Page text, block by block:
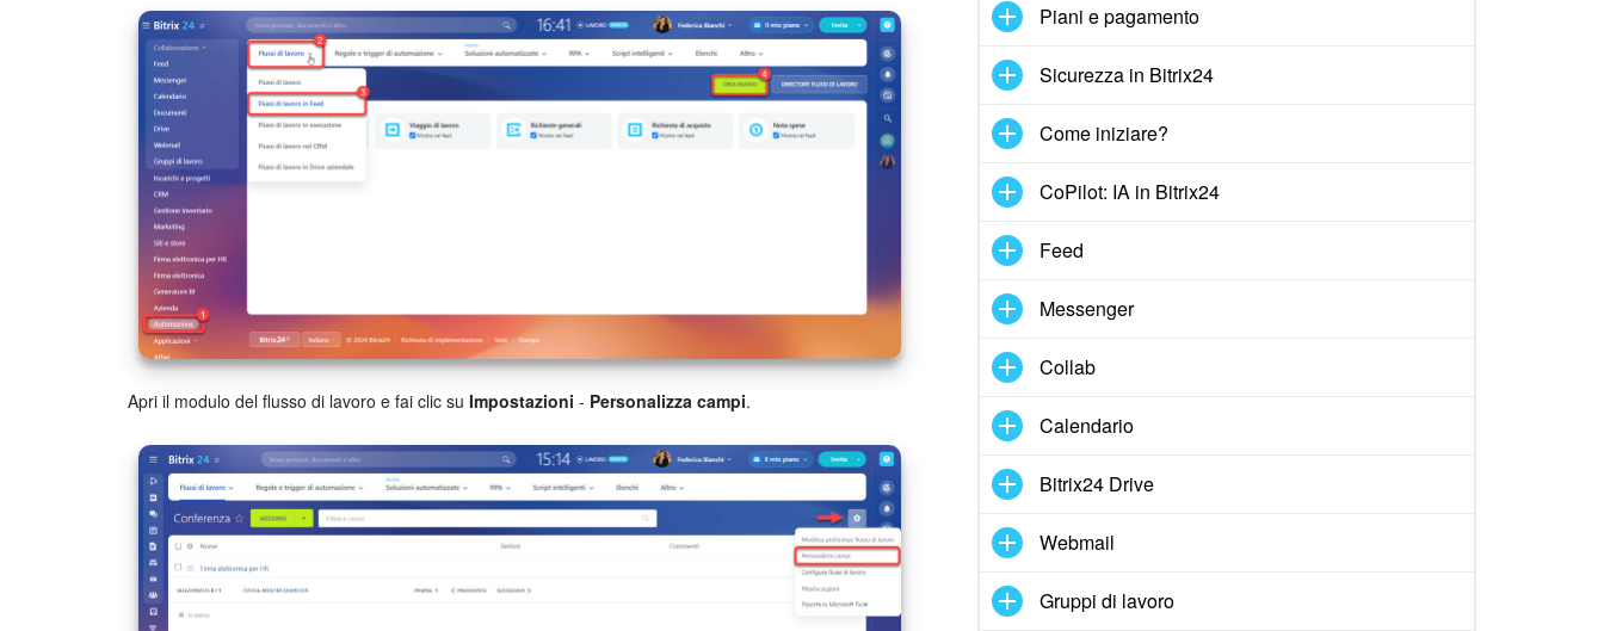
Apri il modulo del flusso di lavoro e fai clic su Impostazioni - Personalizza campi.
Piani e pagamento
Sicurezza in Bitrix24
Come iniziare?
CoPilot: IA in Bitrix24
Feed
Messenger
Collab
Calendario
Bitrix24 Drive
Webmail
Gruppi di lavoro